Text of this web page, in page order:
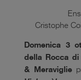
Cristophe
Domenica 3
della Rocca di
& Meraviglie